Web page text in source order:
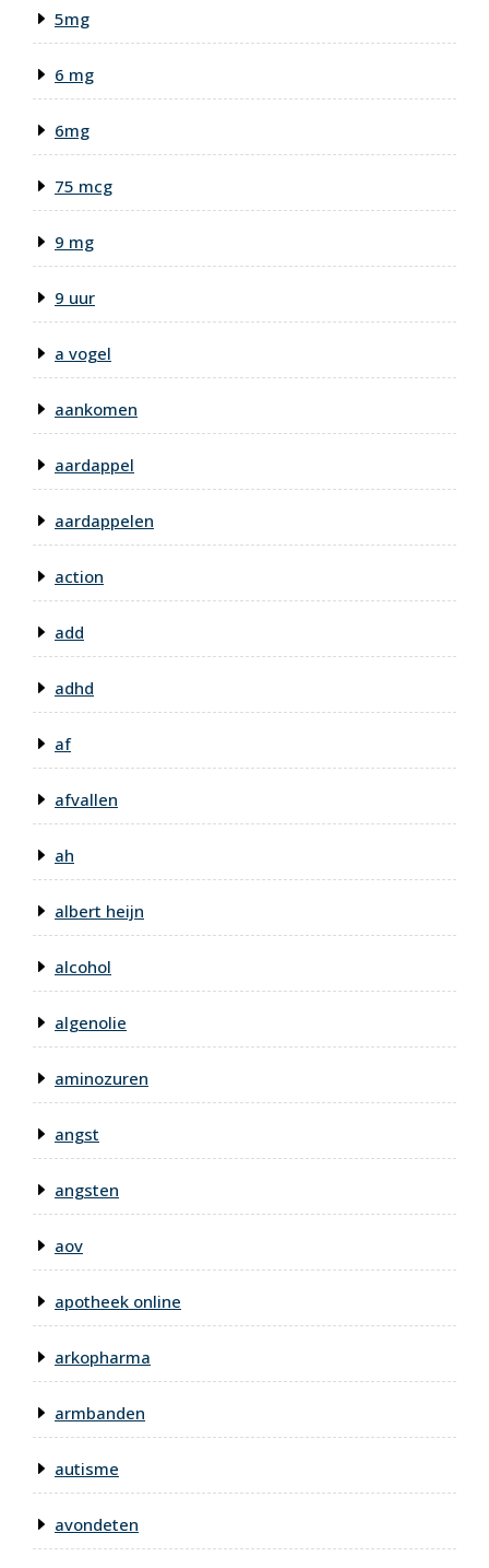
5mg
6 mg
6mg
75 mcg
9 mg
9 uur
a vogel
aankomen
aardappel
aardappelen
action
add
adhd
af
afvallen
ah
albert heijn
alcohol
algenolie
aminozuren
angst
angsten
aov
apotheek online
arkopharma
armbanden
autisme
avondeten